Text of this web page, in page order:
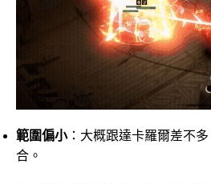
範圍偏小：大概跟達卡羅爾差不
合。